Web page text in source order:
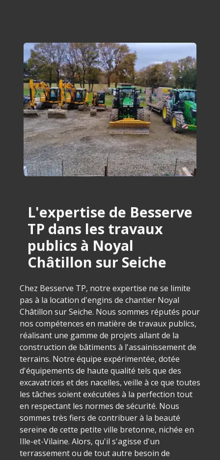
L'expertise de Besserve
TP dans les travaux
publics à Noyal
Châtillon sur Seiche
Chez Besserve TP, notre expertise ne se limite
pas à la location d'engins de chantier Noyal
Châtillon sur Seiche. Nous sommes réputés pour
nos compétences en matière de travaux publics,
réalisant une gamme de projets allant de la
construction de bâtiments à l'assainissement de
terrains. Notre équipe expérimentée, dotée
d'équipements de haute qualité tels que des
excavatrices et des nacelles, veille à ce que toutes
les tâches soient exécutées à la perfection tout
en respectant les normes de sécurité. Nous
sommes très fiers de contribuer à la beauté
sereine de cette petite ville bretonne, nichée en
Ille-et-Vilaine. Alors, qu'il s'agisse d'un
terrassement ou de tout autre besoin de